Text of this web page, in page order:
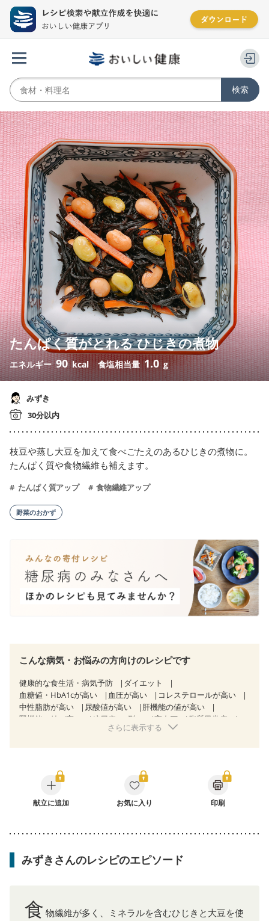
たんぱく質がとれる ひじきの煮物
エネルギー90 kcal 食塩相当量 1.0 g
みずき
30分以内
枝豆や蒸し大豆を加えて食べごたえのあるひじきの煮物に。
たんぱく質や食物繊維も補えます。
たんぱく質アップ 食物繊維アップ
野菜のおかず
こんな病気・お悩みの方向けのレシピです
健康的な食生活・病気予防
ダイエット
血糖値・HbA1cが高い
血圧が高い
コレステロールが高い
中性脂肪が高い
尿酸値が高い
肝機能の値が高い
腎機能の値が高い
糖尿病（2型） 高血圧
脂質異常症
狭心症 心筋梗塞
CKD（ステージ１）
CKD（ステージ２）
乳がん（抗がん剤治療中）
乳がん（ホルモン療法中）
乳がん（放射線治療中）
ニキビ・肌荒れ
妊活中 更年期
さらに表示する
献立に追加 お気に入り 印刷
みずきさんのレシピのエピソード
食 物繊維が多く、ミネラルを含むひじきと大豆を使